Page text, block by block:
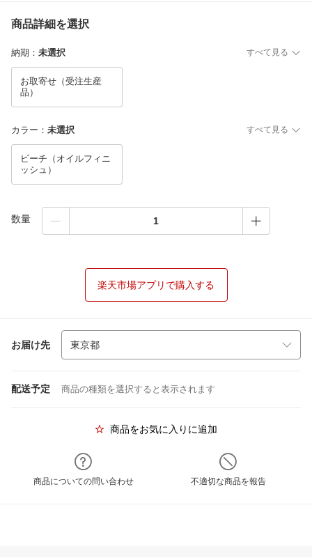
商品詳細を選択
納期 ： 未選択 すべて見る
お取寄せ（受注生産
品）
カラー ： 未選択 すべて見る
ビーチ（オイルフィニ
ッシュ）
数量
楽天市場アプリで購入する
お届け先
配送予定 商品の種類を選択すると表示されます
商品をお気に入りに追加
商品についての問い合わせ 不適切な商品を報告